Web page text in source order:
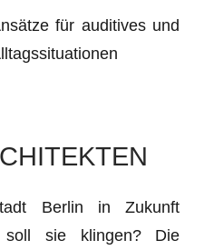
für auditives und
Berlin in Zukunft
sie klingen? Die